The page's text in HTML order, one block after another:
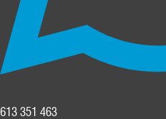
613 351 463